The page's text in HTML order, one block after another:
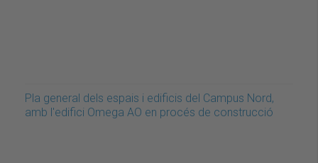
Pla general dels espais i edificis del Campus Nord,
amb l'edifici Omega AO en procés de construcció